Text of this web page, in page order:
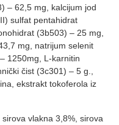
– 62,5 mg, kalcijum jod
sulfat pentahidrat
(3b503) – 25 mg,
mg, natrijum selenit
1250mg, L-karnitin
čist (3c301) – 5 g.,
ekstrakt tokoferola iz
vlakna 3,8%, sirova